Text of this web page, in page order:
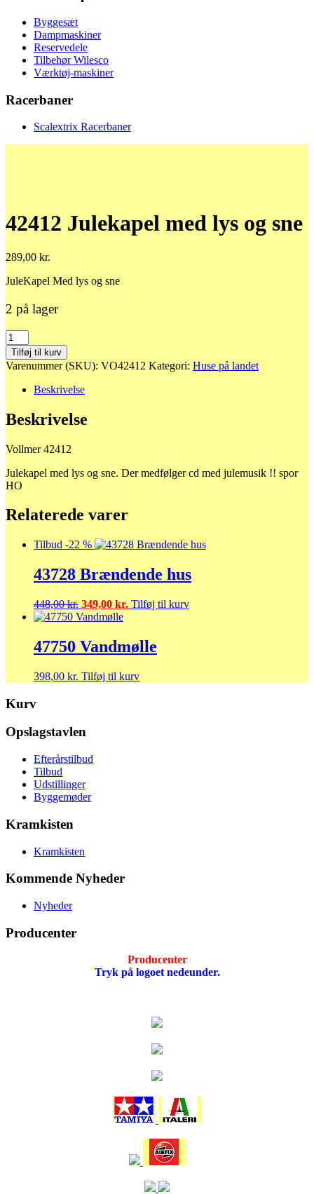
Byggesæt
Dampmaskiner
Reservedele
Tilbehør Wilesco
Værktøj-maskiner
Racerbaner
Scalextrix Racerbaner
42412 Julekapel med lys og sne
289,00 kr.
JuleKapel Med lys og sne
2 på lager
42412
Julekapel
med
lys
antal
Tilføj til kurv
Varenummer (SKU): VO42412 Kategori: Huse på landet
Beskrivelse
Beskrivelse
Vollmer 42412
Julekapel med lys og sne. Der medfølger cd med julemusik !! spor
HO
Relaterede varer
Tilbud -22 %
43728 Brændende hus
448,00kr. Den
oprindelige
var:
448,00 kr..
349,00 kr. Den
er:
349,00 kr..
Tilføj til kurv
47750 Vandmølle
398,00 kr. Tilføj til kurv
Kurv
Opslagstavlen
Efterårstilbud
Tilbud
Udstillinger
Byggemøder
Kramkisten
Kramkisten
Kommende Nyheder
Nyheder
Producenter
Producenter
Tryk på logoet nedeunder.